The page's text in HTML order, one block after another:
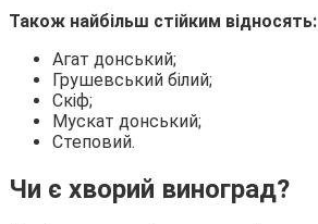
Також найбільш стійким відносять:
Агат донський;
Грушевський білий;
Скіф;
Мускат донський;
Степовий.
Чи є хворий виноград?